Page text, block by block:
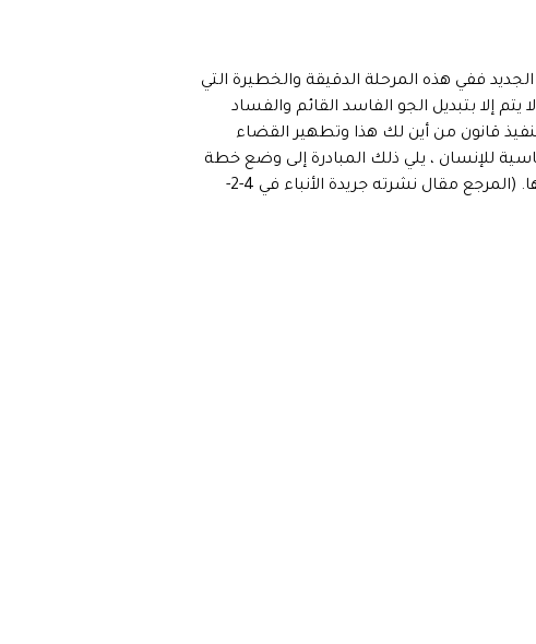
ففي هذه المرحلة الدقيقة والخطيرة التي
إلا بتبديل الجو الفاسد القائم والفساد
قانون من أين لك هذا وتطهير القضاء
للإنسان ، يلي ذلك المبادرة إلى وضع خطة
شاملة لتنفيذ مشاريع شاملة للإصلاح في مختلف المجالات كنا طرحناها على العهد السابق ولم يؤخذ بها. (المرجع مقال نشرته جريدة الأنباء في 4-2-